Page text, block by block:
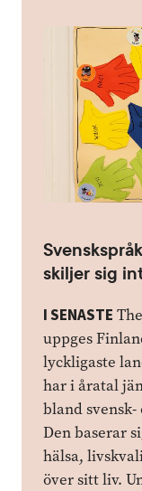
skiljer sig
I SENASTE
uppges
lyckligaste
har i åratal
bland
Den baserar
hälsa,
över sitt liv.